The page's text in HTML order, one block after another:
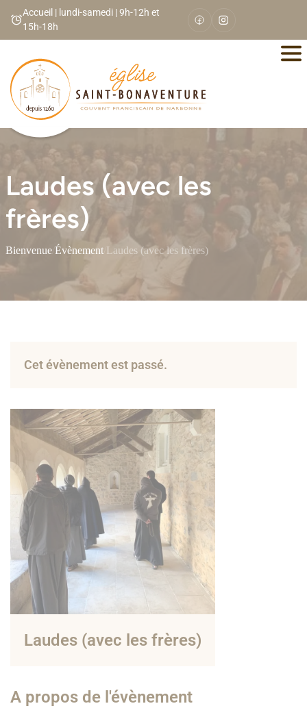
Panneau de gestion des cookies
Accueil | lundi-samedi | 9h-12h et
15h-18h
Laudes (avec les
frères)
Bienvenue Évènement Laudes (avec les frères)
Cet évènement est passé.
Laudes (avec les frères)
A propos de l'évènement